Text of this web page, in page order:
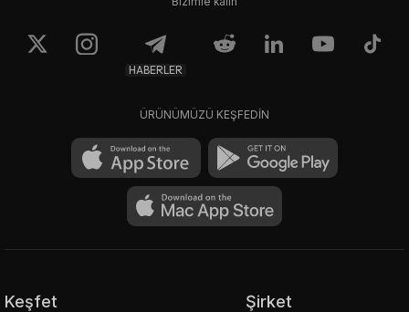
$157,11 $159,3
HABERLER
ÜRÜNÜMÜZÜ KEŞFEDİN
Keşfet Şirket